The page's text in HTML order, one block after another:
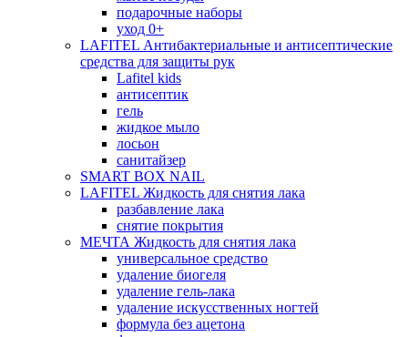
подарочные наборы
уход 0+
LAFITEL Антибактериальные и антисептические
средства для защиты рук
Lafitel kids
антисептик
гель
жидкое мыло
лосьон
санитайзер
SMART BOX NAIL
LAFITEL Жидкость для снятия лака
разбавление лака
снятие покрытия
МЕЧТА Жидкость для снятия лака
универсальное средство
удаление биогеля
удаление гель-лака
удаление искусственных ногтей
формула без ацетона